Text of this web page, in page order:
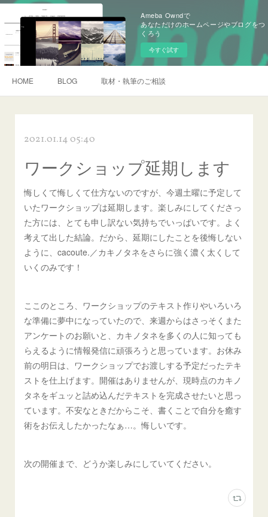
Ameba Owndで
あなただけのホームページやブログをつ
くろう
今すぐ試す
HOME BLOG 取材・執筆のご相談
2021.01.14 05:40
ワークショップ延期します
悔しくて悔しくて仕方ないのですが、今週土曜に予定して
いたワークショップは延期します。楽しみにしてくださっ
た方には、とても申し訳ない気持ちでいっぱいです。よく
考えて出した結論。だから、延期にしたことを後悔しない
ように、cacoute.／カキノタネをさらに強く濃く太くして
いくのみです！
ここのところ、ワークショップのテキスト作りやいろいろ
な準備に夢中になっていたので、来週からはさっそくまた
アンケートのお願いと、カキノタネを多くの人に知っても
らえるように情報発信に頑張ろうと思っています。お休み
前の明日は、ワークショップでお渡しする予定だったテキ
ストを仕上げます。開催はありませんが、現時点のカキノ
タネをギュッと詰め込んだテキストを完成させたいと思っ
ています。不安なときだからこそ、書くことで自分を癒す
術をお伝えしたかったなぁ…。悔しいです。
次の開催まで、どうか楽しみにしていてください。